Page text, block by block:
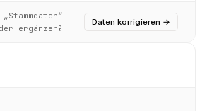
ergänzen?
Daten korrigieren →